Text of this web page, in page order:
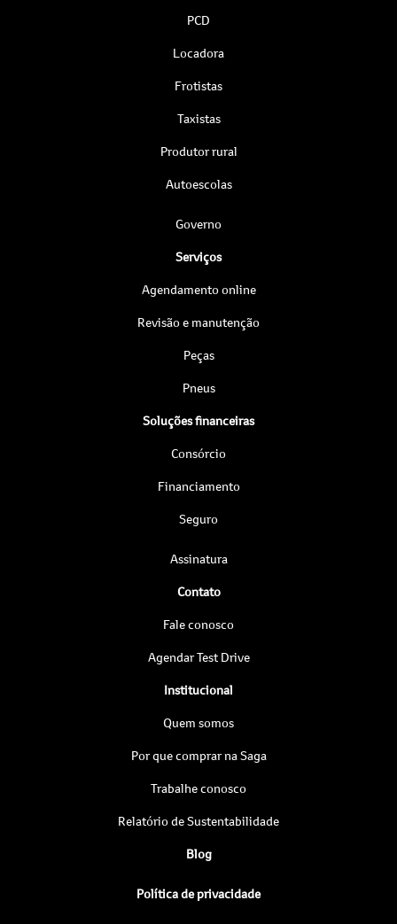
PCD
Locadora
Frotistas
Taxistas
Produtor rural
Autoescolas
Governo
Serviços
Agendamento online
Revisão e manutenção
Peças
Pneus
Soluções financeiras
Consórcio
Financiamento
Seguro
Assinatura
Contato
Fale conosco
Agendar Test Drive
Institucional
Quem somos
Por que comprar na Saga
Trabalhe conosco
Relatório de Sustentabilidade
Blog
Política de privacidade